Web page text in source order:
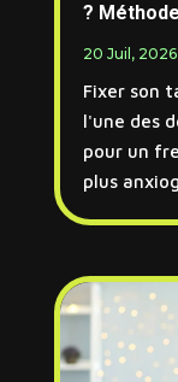
?
20 Juil, 2026
Fixer son
l'une des
pour un
plus